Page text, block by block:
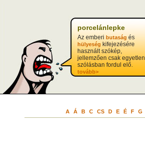
porcelánlepke
Az emberi butaság és
hülyeség kifejezésére
használt szókép,
jellemzően csak egyetlen
szólásban fordul elő.
tovább>
A Á B C CS D E É F G